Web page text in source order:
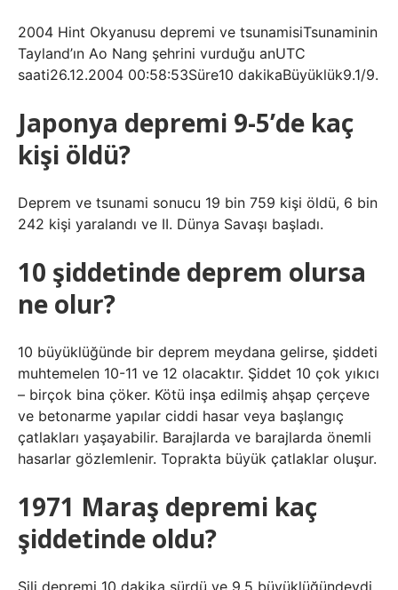
2004 Hint Okyanusu depremi ve tsunamisiTsunaminin
Tayland’ın Ao Nang şehrini vurduğu anUTC
saati26.12.2004 00:58:53Süre10 dakikaBüyüklük9.1/9.
Japonya depremi 9-5’de kaç
kişi öldü?
Deprem ve tsunami sonucu 19 bin 759 kişi öldü, 6 bin
242 kişi yaralandı ve II. Dünya Savaşı başladı.
10 şiddetinde deprem olursa
ne olur?
10 büyüklüğünde bir deprem meydana gelirse, şiddeti
muhtemelen 10-11 ve 12 olacaktır. Şiddet 10 çok yıkıcı
– birçok bina çöker. Kötü inşa edilmiş ahşap çerçeve
ve betonarme yapılar ciddi hasar veya başlangıç ​​
çatlakları yaşayabilir. Barajlarda ve barajlarda önemli
hasarlar gözlemlenir. Toprakta büyük çatlaklar oluşur.
1971 Maraş depremi kaç
şiddetinde oldu?
Şili depremi 10 dakika sürdü ve 9.5 büyüklüğündeydi